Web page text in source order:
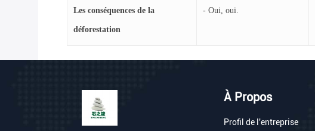
Les conséquences de la
déforestation
- Oui, oui.
À Propos
Profil de l'entreprise